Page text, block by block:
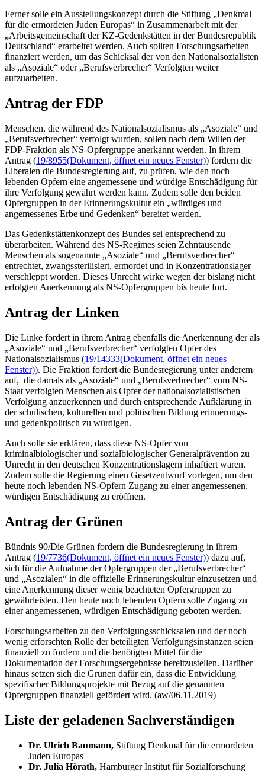
Ferner solle ein Ausstellungskonzept durch die Stiftung „Denkmal
für die ermordeten Juden Europas“ in Zusammenarbeit mit der
„Arbeitsgemeinschaft der KZ-Gedenkstätten in der Bundesrepublik
Deutschland“ erarbeitet werden. Auch sollten Forschungsarbeiten
finanziert werden, um das Schicksal der von den Nationalsozialisten
als „Asoziale“ oder „Berufsverbrecher“ Verfolgten weiter
aufzuarbeiten.
Antrag der FDP
Menschen, die während des Nationalsozialismus als „Asoziale“ und
„Berufsverbrecher“ verfolgt wurden, sollen nach dem Willen der
FDP-Fraktion als NS-Opfergruppe anerkannt werden. In ihrem
Antrag (19/8955(Dokument, öffnet ein neues Fenster)) fordern die
Liberalen die Bundesregierung auf, zu prüfen, wie den noch
lebenden Opfern eine angemessene und würdige Entschädigung für
ihre Verfolgung gewährt werden kann. Zudem solle den beiden
Opfergruppen in der Erinnerungskultur ein „würdiges und
angemessenes Erbe und Gedenken“ bereitet werden.
Das Gedenkstättenkonzept des Bundes sei entsprechend zu
überarbeiten. Während des NS-Regimes seien Zehntausende
Menschen als sogenannte „Asoziale“ und „Berufsverbrecher“
entrechtet, zwangssterilisiert, ermordet und in Konzentrationslager
verschleppt worden. Dieses Unrecht wirke wegen der bislang nicht
erfolgten Anerkennung als NS-Opfergruppen bis heute fort.
Antrag der Linken
Die Linke fordert in ihrem Antrag ebenfalls die Anerkennung der als
„Asoziale“ und „Berufsverbrecher“ verfolgten Opfer des
Nationalsozialismus (19/14333(Dokument, öffnet ein neues
Fenster)). Die Fraktion fordert die Bundesregierung unter anderem
auf, die damals als „Asoziale“ und „Berufsverbrecher“ vom NS-
Staat verfolgten Menschen als Opfer der nationalsozialistischen
Verfolgung anzuerkennen und durch entsprechende Aufklärung in
der schulischen, kulturellen und politischen Bildung erinnerungs-
und gedenkpolitisch zu würdigen.
Auch solle sie erklären, dass diese NS-Opfer von
kriminalbiologischer und sozialbiologischer Generalprävention zu
Unrecht in den deutschen Konzentrationslagern inhaftiert waren.
Zudem solle die Regierung einen Gesetzentwurf vorlegen, um den
heute noch lebenden NS-Opfern Zugang zu einer angemessenen,
würdigen Entschädigung zu eröffnen.
Antrag der Grünen
Bündnis 90/Die Grünen fordern die Bundesregierung in ihrem
Antrag (19/7736(Dokument, öffnet ein neues Fenster)) dazu auf,
sich für die Aufnahme der Opfergruppen der „Berufsverbrecher“
und „Asozialen“ in die offizielle Erinnerungskultur einzusetzen und
eine Anerkennung dieser wenig beachteten Opfergruppen zu
gewährleisten. Den heute noch lebenden Opfern solle Zugang zu
einer angemessenen, würdigen Entschädigung geboten werden.
Forschungsarbeiten zu den Verfolgungsschicksalen und der noch
wenig erforschten Rolle der beteiligten Verfolgungsinstanzen seien
finanziell zu fördern und die benötigten Mittel für die
Dokumentation der Forschungsergebnisse bereitzustellen. Darüber
hinaus setzen sich die Grünen dafür ein, dass die Entwicklung
spezifischer Bildungsprojekte mit Bezug auf die genannten
Opfergruppen finanziell gefördert wird. (aw/06.11.2019)
Liste der geladenen Sachverständigen
Dr. Ulrich Baumann, Stiftung Denkmal für die ermordeten
Juden Europas
Dr. Julia Hörath, Hamburger Institut für Sozialforschung